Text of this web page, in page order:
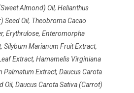
Almond) Oil, Helianthus
Seed Oil, Theobroma Cacao
Erythrulose, Enteromorpha
Silybum Marianum Fruit Extract,
Extract, Hamamelis Virginiana
Palmatum Extract, Daucus Carota
Oil, Daucus Carota Sativa (Carrot)